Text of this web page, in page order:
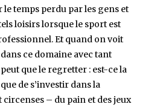
temps perdu par les gens et
loisirs lorsque le sport est
Et quand on voit
ce domaine avec tant
que le regretter : est-ce la
de s’investir dans la
– du pain et des jeux